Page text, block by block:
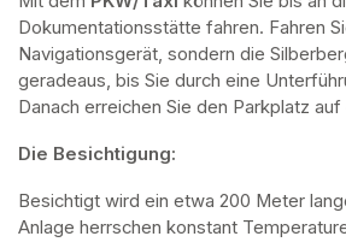
Dokumentationsstätte fahren. Fahren
Navigationsgerät, sondern die
geradeaus, bis Sie durch eine
Danach erreichen Sie den Parkplatz
Die Besichtigung:
Besichtigt wird ein etwa 200 Meter
Anlage herrschen konstant